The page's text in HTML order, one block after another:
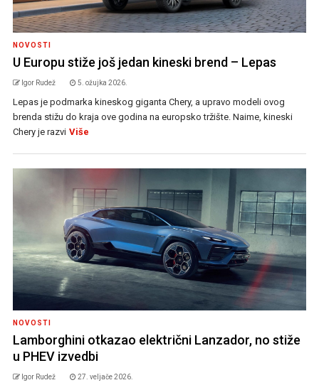
NOVOSTI
U Europu stiže još jedan kineski brend – Lepas
Igor Rudež 5. ožujka 2026.
Lepas je podmarka kineskog giganta Chery, a upravo modeli ovog
brenda stižu do kraja ove godina na europsko tržište. Naime, kineski
Chery je razvi Više
NOVOSTI
Lamborghini otkazao električni Lanzador, no stiže
u PHEV izvedbi
Igor Rudež 27. veljače 2026.